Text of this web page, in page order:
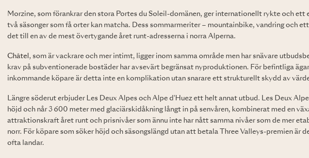
Morzine, som förankrar den stora Portes du Soleil-domänen, ger internationellt rykte och ett
två säsonger som få orter kan matcha. Dess sommarmeriter – mountainbike, vandring och
det till en av de mest övertygande året runt-adresserna i norra Alperna.
Châtel , som är vackrare och mer intimt, ligger inom samma område men har snävare
krav på subventionerade bostäder har avsevärt begränsat nyproduktionen. För befintliga
inkommande köpare är detta inte en komplikation utan snarare ett strukturellt skydd av
Längre söderut erbjuder Les Deux Alpes och Alpe d'Huez ett helt annat utbud. Les Deux
höjd och når 3 600 meter med glaciärskidåkning långt in på senvåren, kombinerat med en
attraktionskraft året runt och prisnivåer som ännu inte har nått samma nivåer som de mer
norr. För köpare som söker höjd och säsongslängd utan att betala Three Valleys-premien är
ofta landar.